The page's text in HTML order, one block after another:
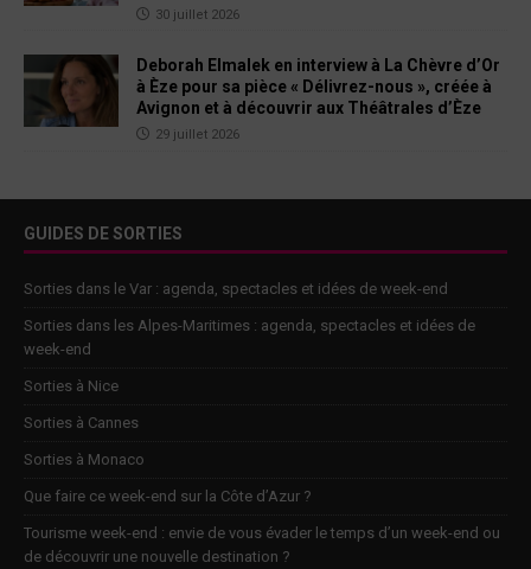
30 juillet 2026
Deborah Elmalek en interview à La Chèvre d’Or
à Èze pour sa pièce « Délivrez-nous », créée à
Avignon et à découvrir aux Théâtrales d’Èze
29 juillet 2026
GUIDES DE SORTIES
Sorties dans le Var : agenda, spectacles et idées de week-end
Sorties dans les Alpes-Maritimes : agenda, spectacles et idées de
week-end
Sorties à Nice
Sorties à Cannes
Sorties à Monaco
Que faire ce week-end sur la Côte d’Azur ?
Tourisme week-end : envie de vous évader le temps d’un week-end ou
de découvrir une nouvelle destination ?